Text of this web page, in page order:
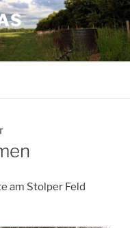
am Stolper Feld